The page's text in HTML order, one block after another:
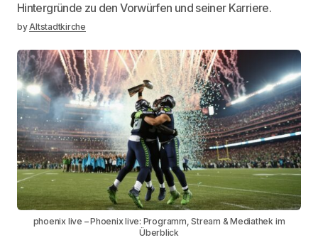
Hintergründe zu den Vorwürfen und seiner Karriere.
byAltstadtkirche
phoenix live – Phoenix live: Programm, Stream & Mediathek im
Überblick